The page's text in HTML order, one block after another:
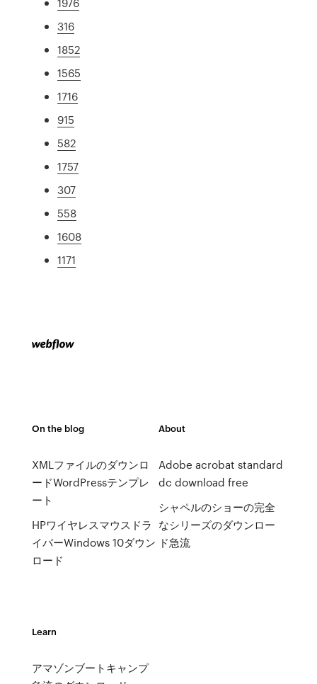
316
1852
1565
1716
915
582
1757
307
558
1608
1171
On the blog
XMLファイルのダウンロ
ードWordPressテンプレ
ート
HPワイヤレスマウスドラ
イバーWindows 10ダウン
ロード
About
Adobe acrobat standard
dc download free
シャペルのショーの完全
なシリーズのダウンロー
ド急流
Learn
アマゾンブートキャンプ